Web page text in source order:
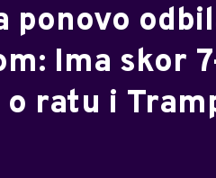
ponovo
Ima skor
ratu i